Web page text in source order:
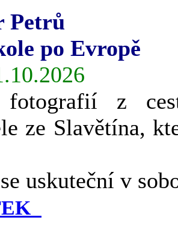
Petrů
po Evropě
fotografií z
ze Slavětína,
uskuteční v